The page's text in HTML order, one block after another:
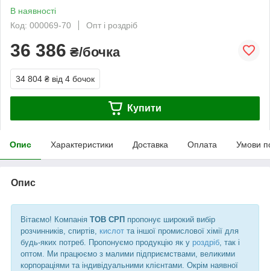
В наявності
Код: 000069-70
Опт і роздріб
36 386 ₴/бочка
34 804 ₴ від 4 бочок
Купити
Опис Характеристики Доставка Оплата Умови
Опис
Вітаємо! Компанія ТОВ СРП пропонує широкий вибір
розчинників, спиртів, кислот та іншої промислової хімії для
будь-яких потреб. Пропонуємо продукцію як у роздріб , так і
оптом. Ми працюємо з малими підприємствами, великими
корпораціями та індивідуальними клієнтами. Окрім наявної